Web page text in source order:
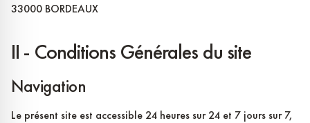
33000 BORDEAUX
II - Conditions Générales du site
Navigation
Le présent site est accessible 24 heures sur 24 et 7 jours sur 7,